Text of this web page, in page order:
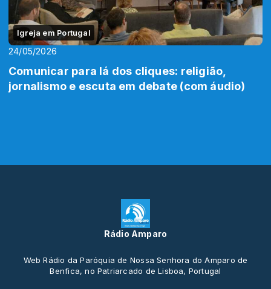
Igreja em Portugal
24/05/2026
Comunicar para lá dos cliques: religião,
jornalismo e escuta em debate (com áudio)
Rádio Amparo
Web Rádio da Paróquia de Nossa Senhora do Amparo de
Benfica, no Patriarcado de Lisboa, Portugal